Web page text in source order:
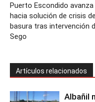
Puerto Escondido avanza
hacia solución de crisis de
basura tras intervención
Sego
Artículos relacionados
Albañil